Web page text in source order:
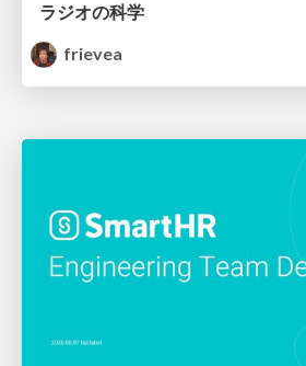
ラジオの科学
frievea